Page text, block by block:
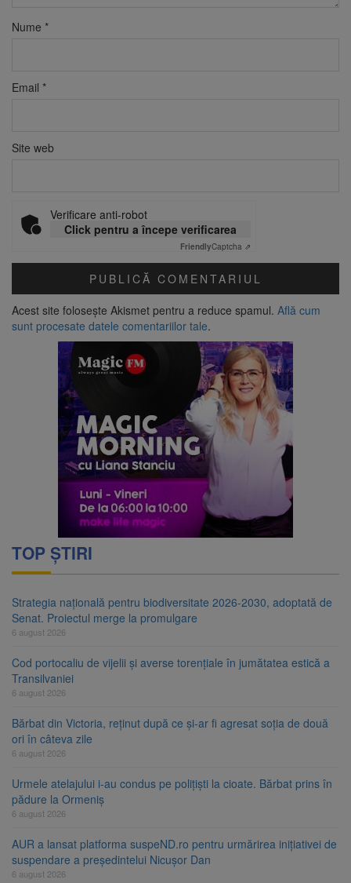
Nume *
Email *
Site web
Verificare anti-robot
Click pentru a începe verificarea
FriendlyCaptcha ⇗
Acest site folosește Akismet pentru a reduce spamul. Află cum
sunt procesate datele comentariilor tale.
TOP ȘTIRI
Strategia națională pentru biodiversitate 2026-2030, adoptată de
Senat. Proiectul merge la promulgare
6 august 2026
Cod portocaliu de vijelii și averse torențiale în jumătatea estică a
Transilvaniei
6 august 2026
Bărbat din Victoria, reținut după ce și-ar fi agresat soția de două
ori în câteva zile
6 august 2026
Urmele atelajului i-au condus pe polițiști la cioate. Bărbat prins în
pădure la Ormeniș
6 august 2026
AUR a lansat platforma suspeND.ro pentru urmărirea inițiativei de
suspendare a președintelui Nicușor Dan
6 august 2026